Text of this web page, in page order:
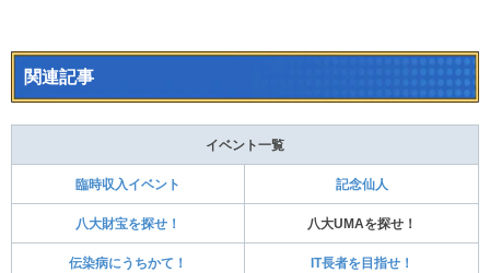
関連記事
イベント一覧
臨時収入イベント 記念仙人
八大財宝を探せ！ 八大UMAを探せ！
伝染病にうちかて！ IT長者を目指せ！